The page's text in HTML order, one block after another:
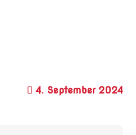
4. September 2024